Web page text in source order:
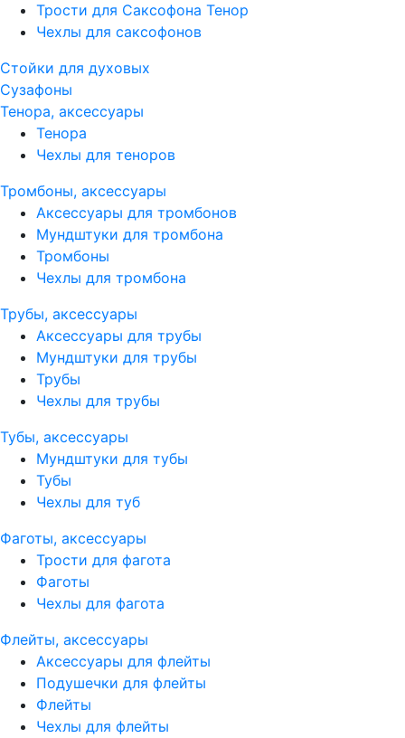
Трости для Саксофона Тенор
Чехлы для саксофонов
Стойки для духовых
Сузафоны
Тенора, аксессуары
Тенора
Чехлы для теноров
Тромбоны, аксессуары
Аксессуары для тромбонов
Мундштуки для тромбона
Тромбоны
Чехлы для тромбона
Трубы, аксессуары
Аксессуары для трубы
Мундштуки для трубы
Трубы
Чехлы для трубы
Тубы, аксессуары
Мундштуки для тубы
Тубы
Чехлы для туб
Фаготы, аксессуары
Трости для фагота
Фаготы
Чехлы для фагота
Флейты, аксессуары
Аксессуары для флейты
Подушечки для флейты
Флейты
Чехлы для флейты